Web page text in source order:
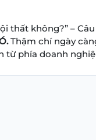
thất không?” –
Thậm chí ngày
từ phía doanh